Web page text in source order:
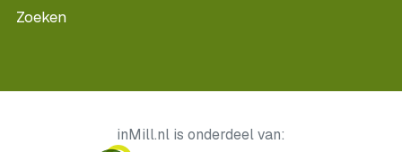
Zoeken
inMill.nl is onderdeel van: